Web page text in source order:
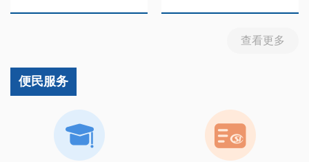
查看更多
便民服务